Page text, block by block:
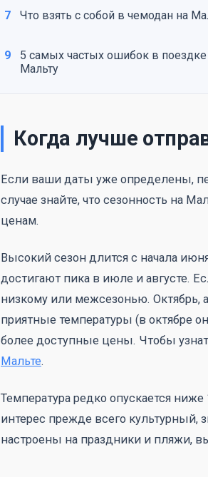
7
Что взять с собой в чемодан на
9
5 самых частых ошибок в поездке
Мальту
Когда лучше
Если ваши даты уже определены,
случае знайте, что сезонность на
ценам.
Высокий сезон длится с начала
достигают пика в июле и августе.
низкому или межсезонью. Октябрь,
приятные температуры (в октябре
более доступные цены. Чтобы
Мальте.
Температура редко опускается
интерес прежде всего
настроены на праздники и пляжи,